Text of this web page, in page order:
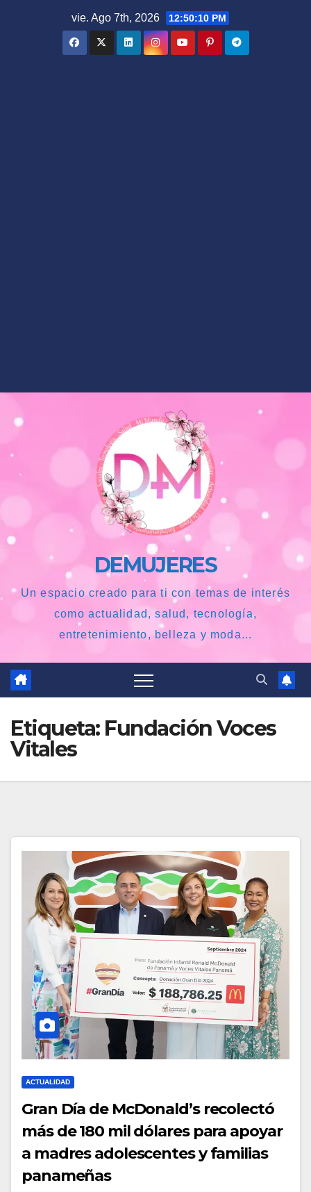
vie. Ago 7th, 2026 12:50:11 PM
DEMUJERES
Un espacio creado para ti con temas de interés
como actualidad, salud, tecnología,
entretenimiento, belleza y moda...
Etiqueta: Fundación Voces
Vitales
ACTUALIDAD
Gran Día de McDonald’s recolectó
más de 180 mil dólares para apoyar
a madres adolescentes y familias
panameñas